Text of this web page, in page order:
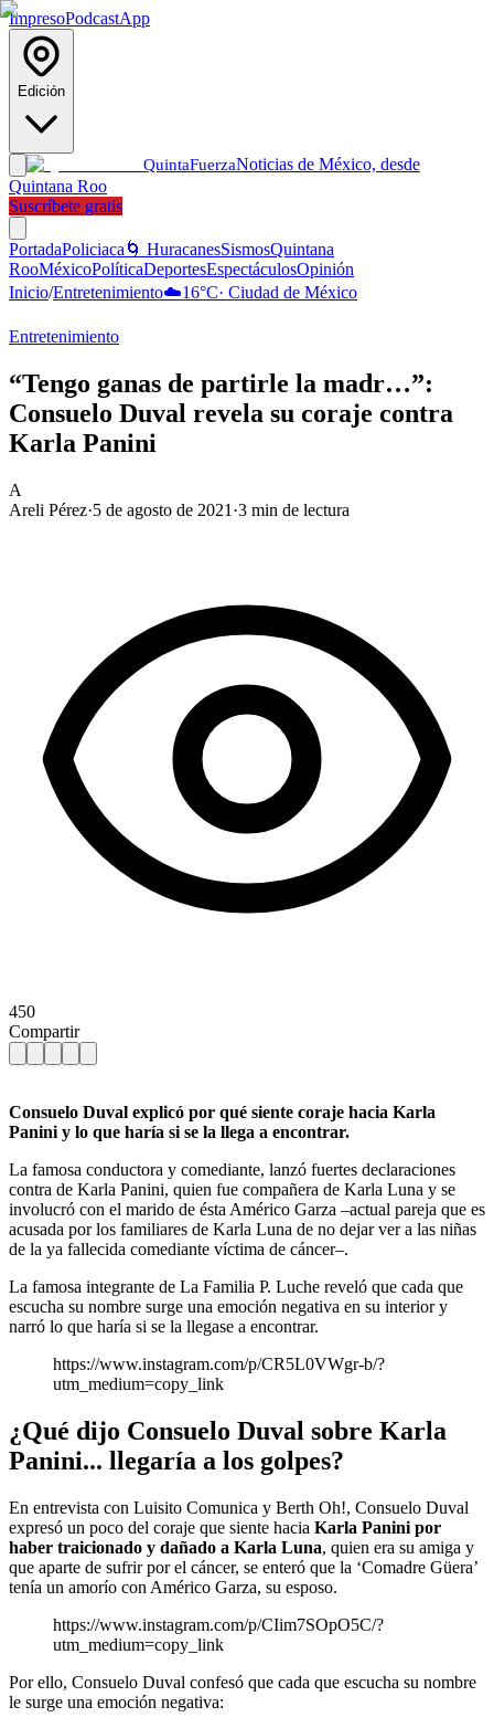
ImpresoPodcastApp
Edición
QuintaFuerzaNoticias de México, desde
Quintana Roo
Suscríbete gratis
PortadaPoliciaca 🌀 HuracanesSismosQuintana
RooMéxicoPolíticaDeportesEspectáculosOpinión
Inicio/Entretenimiento☁️16°C· Ciudad de México
Entretenimiento
“Tengo ganas de partirle la madr…”:
Consuelo Duval revela su coraje contra
Karla Panini
A
Areli Pérez·5 de agosto de 2021 ·3 min de lectura
450
Compartir
Consuelo Duval explicó por qué siente coraje hacia Karla
Panini y lo que haría si se la llega a encontrar.
La famosa conductora y comediante, lanzó fuertes declaraciones
contra de Karla Panini, quien fue compañera de Karla Luna y se
involucró con el marido de ésta Américo Garza –actual pareja que es
acusada por los familiares de Karla Luna de no dejar ver a las niñas
de la ya fallecida comediante víctima de cáncer–.
La famosa integrante de La Familia P. Luche reveló que cada que
escucha su nombre surge una emoción negativa en su interior y
narró lo que haría si se la llegase a encontrar.
https://www.instagram.com/p/CR5L0VWgr-b/?
utm_medium=copy_link
¿Qué dijo Consuelo Duval sobre Karla
Panini... llegaría a los golpes?
En entrevista con Luisito Comunica y Berth Oh!, Consuelo Duval
expresó un poco del coraje que siente hacia Karla Panini por
haber traicionado y dañado a Karla Luna, quien era su amiga y
que aparte de sufrir por el cáncer, se enteró que la ‘Comadre Güera’
tenía un amorío con Américo Garza, su esposo.
https://www.instagram.com/p/CIim7SOpO5C/?
utm_medium=copy_link
Por ello, Consuelo Duval confesó que cada que escucha su nombre
le surge una emoción negativa: